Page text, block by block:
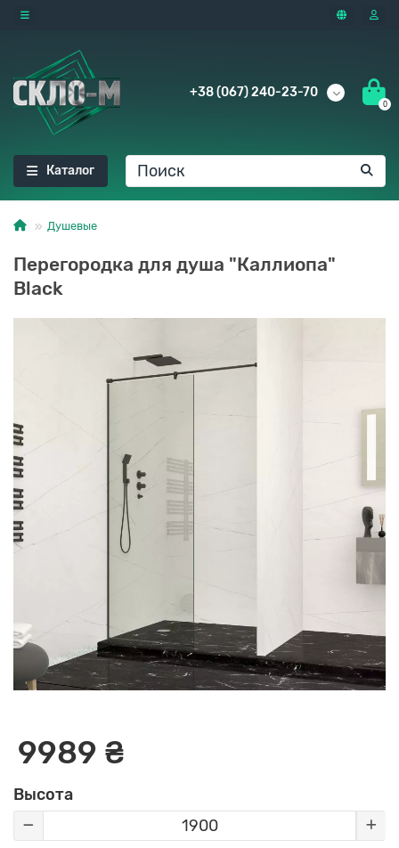
+38 (067) 240-23-70
0
Каталог
Душевые
Перегородка для душа "Каллиопа"
Black
9989 ₴
Высота